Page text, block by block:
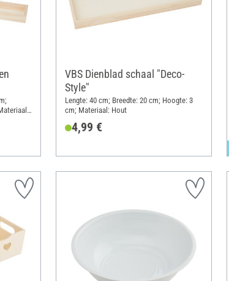
VBS Dienblad schaal "Deco-
Style"
Lengte: 40 cm; Breedte: 20 cm; Hoogte: 3
cm; Materiaal: Hout
4,99 €